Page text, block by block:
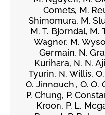
Comets, M.
Shimomura, M.
M. T. Bjorndal, M.
Wagner, M.
Germain, N.
Kurihara, N. N.
Tyurin, N. Willis,
O. Jinnouchi, O. O.
P. Chung, P.
Kroon, P. L.